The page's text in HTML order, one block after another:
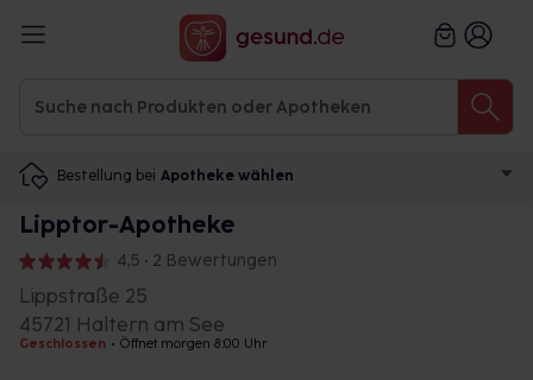
Bestellung bei Apotheke wählen
Lipptor-Apotheke
4,5 • 2 Bewertungen
Lippstraße 25
45721 Haltern am See
Geschlossen • Öffnet morgen 8:00 Uhr